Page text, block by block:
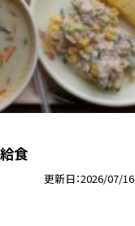
給食
更新日 2026/07/16